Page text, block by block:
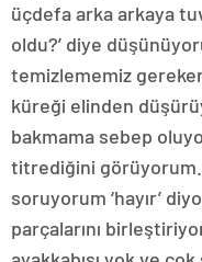
üçdefa arka arkaya
oldu?’ diye
temizlememiz
küreği elinden
bakmama sebep
titrediğini görüyorum.
soruyorum ‘hayır’
parçalarını